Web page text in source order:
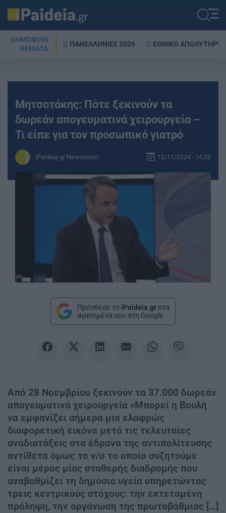
ΔΗΜΟΦΙΛΗ
ΘΕΜΑΤΑ
ΠΑΝΕΛΛΗΝΙΕΣ 2026 ΕΘΝΙΚΟ ΑΠΟΛΥΤΗΡΙΟ
Μητσοτάκης: Πότε ξεκινούν τα
δωρεάν απογευματινά χειρουργεία –
Τι είπε για τον προσωπικό γιατρό
iPaideia.gr Newsroom 12/11/2024 - 14:32
Πρόσθεσε το iPaideia.gr στα
αγαπημένα σου στη Google
Από 28 Νοεμβρίου ξεκινούν τα 37.000 δωρεάν
απογευματινά χειρουργεία «Μπορεί η Βουλή
να εμφανίζει σήμερα μια ελαφρώς
διαφορετική εικόνα μετά τις τελευταίες
αναδιατάξεις στα έδρανα της αντιπολίτευσης
αντίθετα όμως το ν/σ το οποίο συζητούμε
είναι μέρος μίας σταθερής διαδρομής που
αναβαθμίζει τη δημόσια υγεία υπηρετώντας
τρεις κεντρικούς στόχους: την εκτεταμένη
πρόληψη, την οργάνωση της πρωτοβάθμιας […]